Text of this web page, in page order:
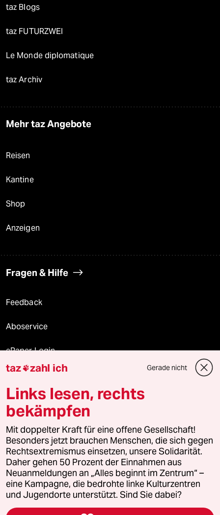
taz Blogs
taz FUTURZWEI
Le Monde diplomatique
taz Archiv
Mehr taz Angebote
Reisen
Kantine
Shop
Anzeigen
Fragen & Hilfe
Feedback
Aboservice
ePaper Login
Downloads für Abonnierende
© 2026 taz Verlags und Vertriebs GmbH
Alle Rechte vorbehalten. Bei rechtlichen Fragen oder für Genehmigungen
wenden Sie sich bitte an
lizenzen@taz.de
Feedback Redaktionsstatut Kommune-Richtlinien
Leitlinie Informant Datenschutz Impressum AGB
taz zahl ich Gerade nicht
Links lesen, rechts
bekämpfen
Mit doppelter Kraft für eine offene Gesellschaft!
Besonders jetzt brauchen Menschen, die sich gegen
Rechtsextremismus einsetzen, unsere Solidarität.
Daher gehen 50 Prozent der Einnahmen aus
Neuanmeldungen an „Alles beginnt im Zentrum“ –
eine Kampagne, die bedrohte linke Kulturzentren
und Jugendorte unterstützt. Sind Sie dabei?